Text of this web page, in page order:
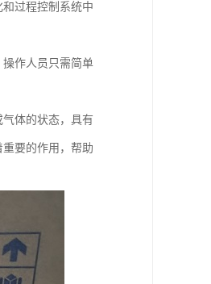
过程控制系统中
作人员只需简单
体的状态，具有
要的作用，帮助